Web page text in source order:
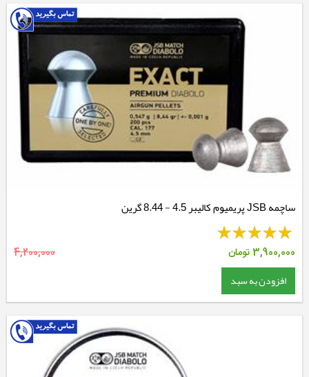
ساچمه JSB پریمیوم کالیبر 4.5 - 8.44 گرین
3,900,000تومان 4,200,000
افزودن به سبد